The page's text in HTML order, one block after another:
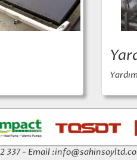
337 - Email :